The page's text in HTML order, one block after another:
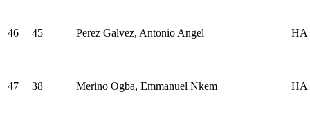
46 45 Perez Galvez, Antonio Angel HA
47 38 Merino Ogba, Emmanuel Nkem HA